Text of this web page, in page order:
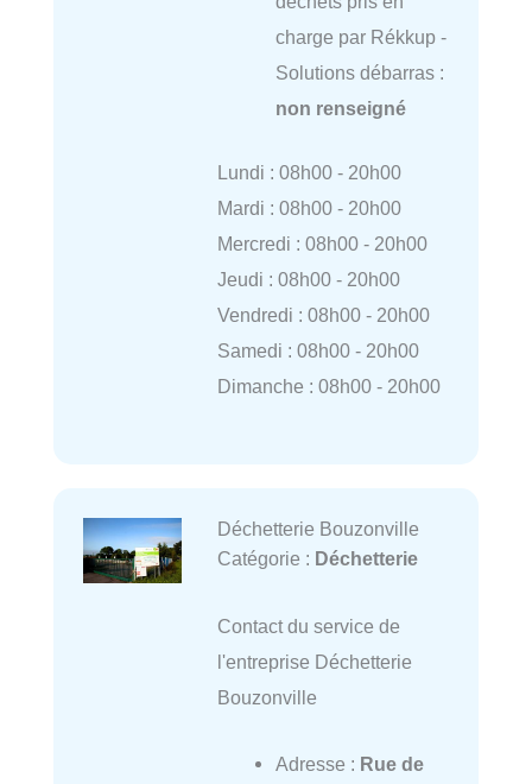
charge par Rékkup -
Solutions débarras :
non renseigné
Lundi : 08h00 - 20h00
Mardi : 08h00 - 20h00
Mercredi : 08h00 - 20h00
Jeudi : 08h00 - 20h00
Vendredi : 08h00 - 20h00
Samedi : 08h00 - 20h00
Dimanche : 08h00 - 20h00
Déchetterie Bouzonville
Catégorie : Déchetterie
Contact du service de
l'entreprise Déchetterie
Bouzonville
Adresse : Rue de